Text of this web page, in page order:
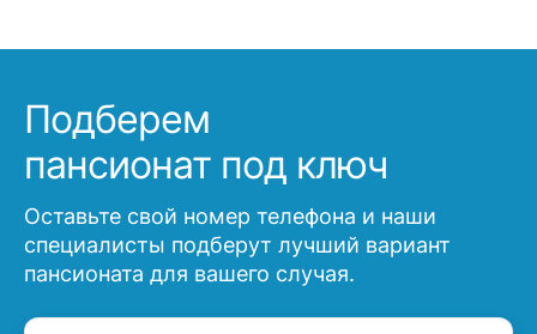
Подберем
пансионат под ключ
Оставьте свой номер телефона и наши
специалисты подберут лучший вариант
пансионата для вашего случая.